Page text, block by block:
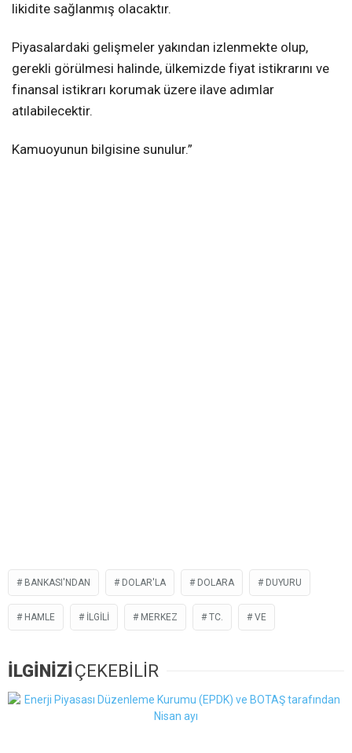
likidite sağlanmış olacaktır.
Piyasalardaki gelişmeler yakından izlenmekte olup,
gerekli görülmesi halinde, ülkemizde fiyat istikrarını ve
finansal istikrarı korumak üzere ilave adımlar
atılabilecektir.
Kamuoyunun bilgisine sunulur.”
BANKASI'NDAN DOLAR'LA DOLARA DUYURU
HAMLE ILGILI MERKEZ TC. VE
İLGİNİZİÇEKEBİLİR